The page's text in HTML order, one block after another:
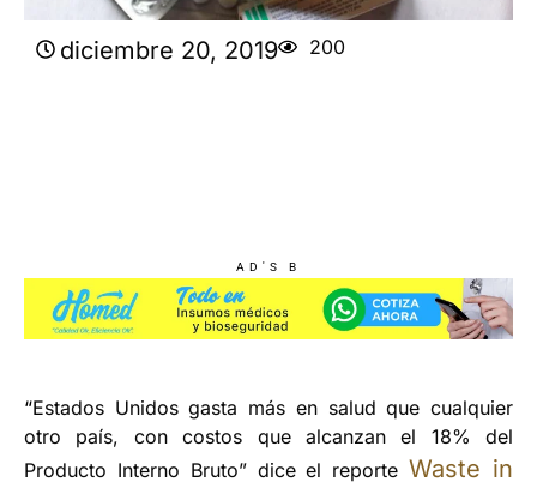
diciembre 20, 2019 200
AD'S B
“Estados Unidos gasta más en salud que cualquier
otro país, con costos que alcanzan el 18% del
Producto Interno Bruto” dice el reporteWaste in